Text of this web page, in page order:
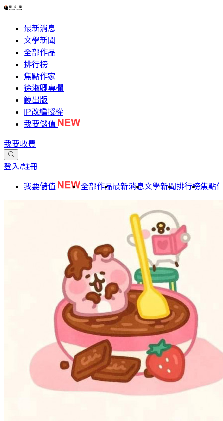
最新消息
文學新聞
全部作品
排行榜
焦點作家
徐淑卿專欄
鏡出版
IP改編授權
我要儲值
我要收費
登入/註冊
我要儲值 全部作品最新消息文學新聞排行榜焦點